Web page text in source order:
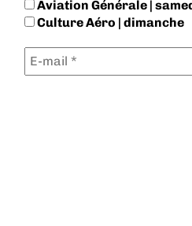
Aviation Générale |
Culture Aéro | dimanche